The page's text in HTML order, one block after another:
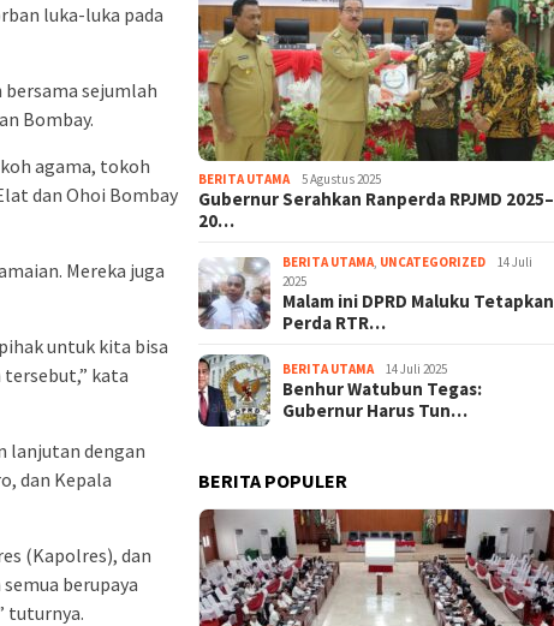
luka-luka pada
sejumlah
Bombay.
agama, tokoh
dan Ohoi Bombay
Mereka juga
untuk kita bisa
tersebut,” kata
lanjutan dengan
dan Kepala
(Kapolres), dan
berupaya
tuturnya.
BERITA UTAMA 5 Agustus 2025
Gubernur Serahkan Ranperda RPJMD 2025–
20…
BERITA UTAMA UNCATEGORIZED
14 Juli
2025
Malam ini DPRD Maluku Tetapkan
Perda RTR…
BERITA UTAMA 14 Juli 2025
Benhur Watubun Tegas:
Gubernur Harus Tun…
BERITA POPULER